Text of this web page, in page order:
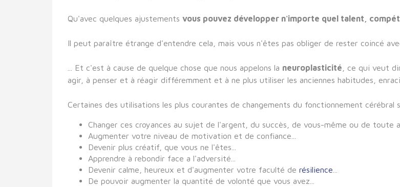
Qu'avec quelques ajustements vous pouvez développer n'importe quel talent,
Il peut paraître étrange d'entendre cela, mais vous n'êtes pas obliger de rester coincé
... Et c'est à cause de quelque chose que nous appelons la neuroplasticité , ce qui veut
agir, à penser et à réagir différemment et à ne plus utiliser les anciennes habitudes,
Certaines des utilisations les plus courantes de changements du fonctionnement cérébral
Changer ces croyances au sujet de l'argent, du succès, de vous-même ou de toute
Augmenter votre niveau de motivation et de confiance...
Devenir plus créatif, que vous ne l'êtes...
Apprendre à rebondir face a l'adversité...
Devenir calme, heureux et d'augmenter votre faculté de résilience
De pouvoir augmenter la quantité de volonté que vous avez...